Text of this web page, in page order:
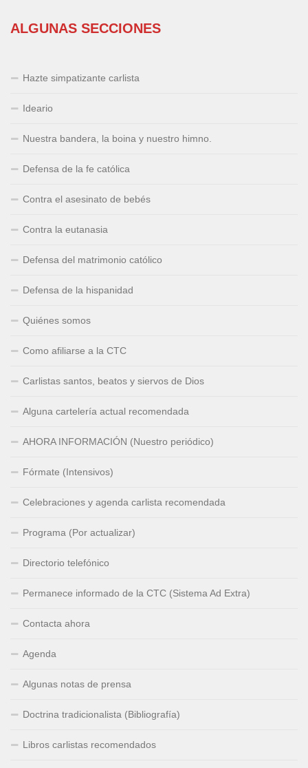
ALGUNAS SECCIONES
Hazte simpatizante carlista
Ideario
Nuestra bandera, la boina y nuestro himno.
Defensa de la fe católica
Contra el asesinato de bebés
Contra la eutanasia
Defensa del matrimonio católico
Defensa de la hispanidad
Quiénes somos
Como afiliarse a la CTC
Carlistas santos, beatos y siervos de Dios
Alguna cartelería actual recomendada
AHORA INFORMACIÓN (Nuestro periódico)
Fórmate (Intensivos)
Celebraciones y agenda carlista recomendada
Programa (Por actualizar)
Directorio telefónico
Permanece informado de la CTC (Sistema Ad Extra)
Contacta ahora
Agenda
Algunas notas de prensa
Doctrina tradicionalista (Bibliografía)
Libros carlistas recomendados